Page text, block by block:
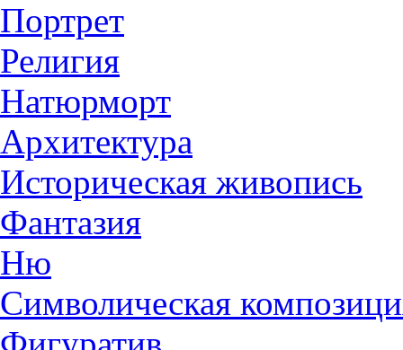
Портрет
Религия
Натюрморт
Архитектура
Историческая живопись
Фантазия
Ню
Символическая